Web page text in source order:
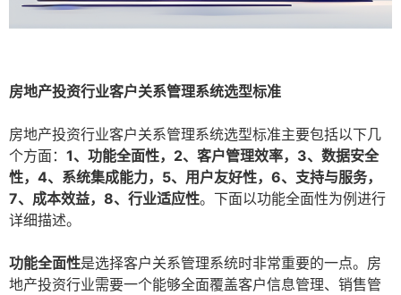
房地产投资行业客户关系管理系统选型标准
房地产投资行业客户关系管理系统选型标准主要包括以下几
个方面： 1、功能全面性，2、客户管理效率，3、数据安全
性，4、系统集成能力，5、用户友好性，6、支持与服务，
7、成本效益，8、行业适应性。下面以功能全面性为例进行
详细描述。
功能全面性是选择客户关系管理系统时非常重要的一点。房
地产投资行业需要一个能够全面覆盖客户信息管理、销售管